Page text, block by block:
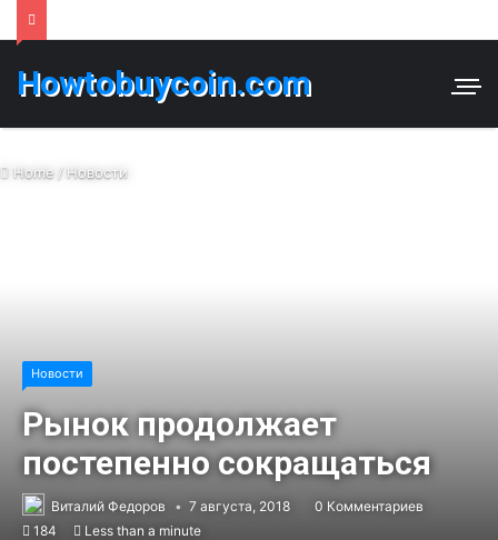
Howtobuycoin.com
Home/Новости
Новости
Рынок продолжает
постепенно сокращаться
Виталий Федоров 7 августа, 2018
0 Комментариев
184
Less than a minute